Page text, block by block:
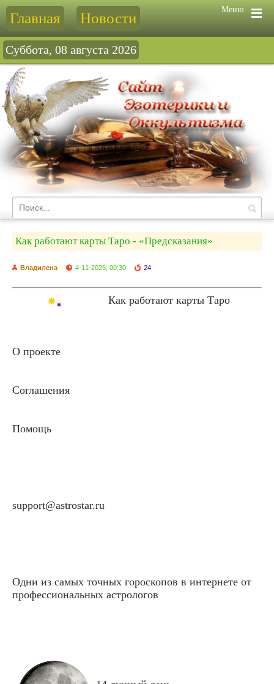
Меню
Главная Новости
Суббота, 08 августа 2026
Как работают карты Таро - «Предсказания»
Владилена 4-11-2025, 00:30 24
Как работают карты Таро
О проекте
Соглашения
Помощь
support@astrostar.ru
Одни из самых точных гороскопов в интернете от
профессиональных астрологов